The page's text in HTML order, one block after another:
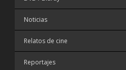
Noticias
Relatos de cine
Reportajes